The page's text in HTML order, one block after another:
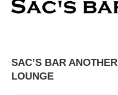
SAC’S BAR ANOTHER
LOUNGE